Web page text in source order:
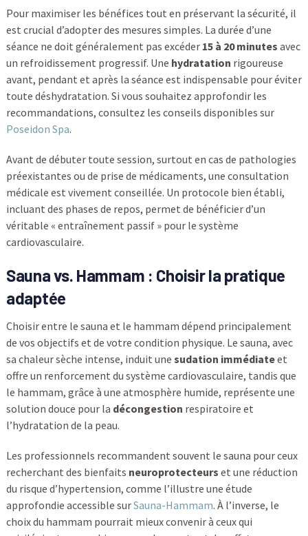
Pour maximiser les bénéfices tout en préservant la sécurité, il
est crucial d’adopter des mesures simples. La durée d’une
séance ne doit généralement pas excéder 15 à 20 minutes avec
un refroidissement progressif. Une hydratation rigoureuse
avant, pendant et après la séance est indispensable pour éviter
toute déshydratation. Si vous souhaitez approfondir les
recommandations, consultez les conseils disponibles sur
Poseidon Spa.
Avant de débuter toute session, surtout en cas de pathologies
préexistantes ou de prise de médicaments, une consultation
médicale est vivement conseillée. Un protocole bien établi,
incluant des phases de repos, permet de bénéficier d’un
véritable « entraînement passif » pour le système
cardiovasculaire.
Sauna vs. Hammam : Choisir la pratique
adaptée
Choisir entre le sauna et le hammam dépend principalement
de vos objectifs et de votre condition physique. Le sauna, avec
sa chaleur sèche intense, induit une sudation immédiateet
offre un renforcement du système cardiovasculaire, tandis que
le hammam, grâce à une atmosphère humide, représente une
solution douce pour la décongestion respiratoire et
l’hydratation de la peau.
Les professionnels recommandent souvent le sauna pour ceux
recherchant des bienfaits neuroprotecteurs et une réduction
du risque d’hypertension, comme l’illustre une étude
approfondie accessible surSauna-Hammam. À l’inverse, le
choix du hammam pourrait mieux convenir à ceux qui